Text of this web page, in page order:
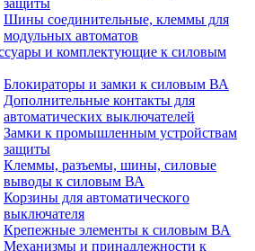
защиты
Шины соединительные, клеммы для
модульных автоматов
и комплектующие к силовым
Блокираторы и замки к силовым ВА
Дополнительные контакты для
автоматических выключателей
Замки к промышленным устройствам
защиты
Клеммы, разъемы, шины, силовые
выводы к силовым ВА
Корзины для автоматического
выключателя
Крепежные элементы к силовым ВА
Механизмы и принадлежности к